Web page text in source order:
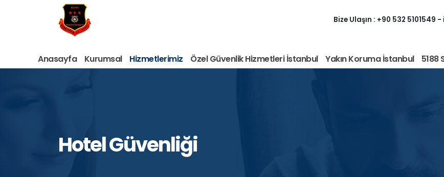
Bize Ulaşın : +90 532 5101549 -
Anasayfa Kurumsal Hizmetlerimiz Özel Güvenlik Hizmetleri İstanbul Yakın Koruma İstanbul 5188
Hotel Güvenliği